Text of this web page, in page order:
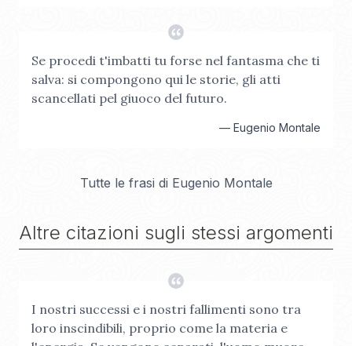
Se procedi t'imbatti tu forse nel fantasma che ti
salva: si compongono qui le storie, gli atti
scancellati pel giuoco del futuro.
— Eugenio Montale
Tutte le frasi di Eugenio Montale
Altre citazioni sugli stessi argomenti
I nostri successi e i nostri fallimenti sono tra
loro inscindibili, proprio come la materia e